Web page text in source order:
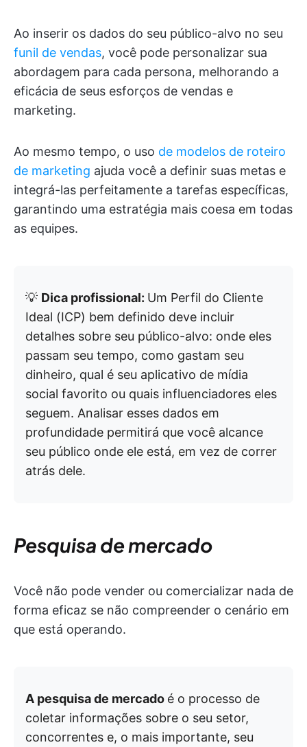
Ao inserir os dados do seu público-alvo no seu
funil de vendas, você pode personalizar sua
abordagem para cada persona, melhorando a
eficácia de seus esforços de vendas e
marketing.
Ao mesmo tempo, o uso de modelos de roteiro
de marketing ajuda você a definir suas metas e
integrá-las perfeitamente a tarefas específicas,
garantindo uma estratégia mais coesa em todas
as equipes.
💡 Dica profissional: Um Perfil do Cliente
Ideal (ICP) bem definido deve incluir
detalhes sobre seu público-alvo: onde eles
passam seu tempo, como gastam seu
dinheiro, qual é seu aplicativo de mídia
social favorito ou quais influenciadores eles
seguem. Analisar esses dados em
profundidade permitirá que você alcance
seu público onde ele está, em vez de correr
atrás dele.
Pesquisa de mercado
Você não pode vender ou comercializar nada de
forma eficaz se não compreender o cenário em
que está operando.
A pesquisa de mercado é o processo de
coletar informações sobre o seu setor,
concorrentes e, o mais importante, seu